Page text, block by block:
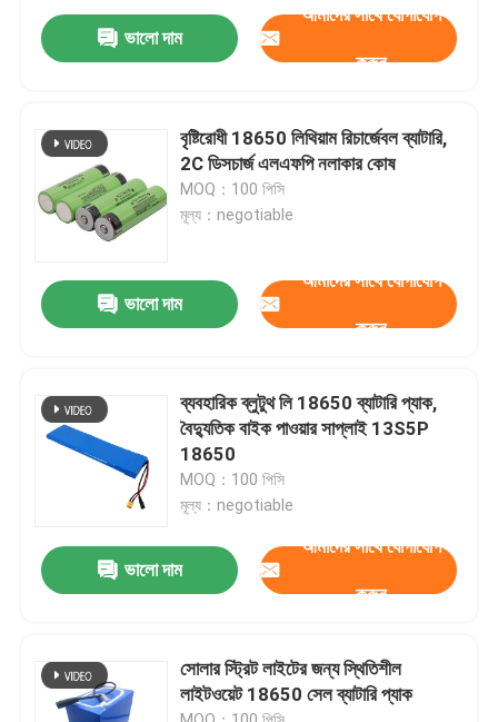
ভালো দাম
আমাদের সাথে যোগাযোগ
করুন
বৃষ্টিরোধী 18650 লিথিয়াম রিচার্জেবল ব্যাটারি,
2C ডিসচার্জ এলএফপি নলাকার কোষ
MOQ：100 পিসি
মূল্য：negotiable
ভালো দাম
আমাদের সাথে যোগাযোগ
করুন
ব্যবহারিক ব্লুটুথ লি 18650 ব্যাটারি প্যাক,
বৈদ্যুতিক বাইক পাওয়ার সাপ্লাই 13S5P
18650
MOQ：100 পিসি
মূল্য：negotiable
ভালো দাম
আমাদের সাথে যোগাযোগ
করুন
সোলার স্ট্রিট লাইটের জন্য স্থিতিশীল
লাইটওয়েট 18650 সেল ব্যাটারি প্যাক